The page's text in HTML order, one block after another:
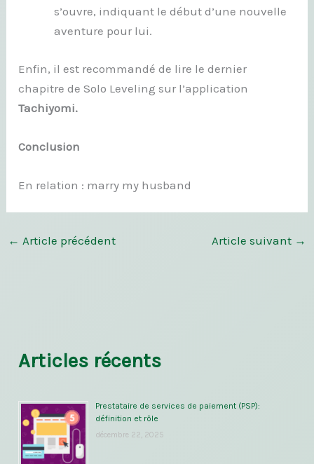
s’ouvre, indiquant le début d’une nouvelle
aventure pour lui.
Enfin, il est recommandé de lire le dernier
chapitre de Solo Leveling sur l’application
Tachiyomi.
Conclusion
En relation : marry my husband
← Article précédent Article suivant →
Articles récents
Prestataire de services de paiement (PSP):
définition et rôle
décembre 22, 2025